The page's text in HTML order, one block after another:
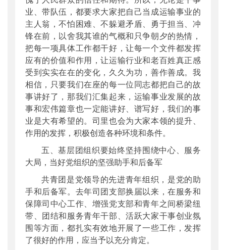
业、带队伍，都要求大家把自己当成运输事业的
主人翁，不怕困难、不躲避矛盾、勇于担当、冲
锋在前，以舍我其谁的气概和只争朝夕的热情，
把每一项具体工作都干好，让每一个文件都发挥
应有的价值和作用，让运输行业和老百姓真正感
受到实实在在的变化，久久为功，善作善成。我
相信，只要我们在座的每一位同志都把自己的故
事讲好了，那我们汇集起来，运输事业发展的故
事和宏伟篇章也一定能讲好、谱写好，我们的事
业是大有希望的。司里也会为大家本领的提升、
作用的发挥，积极创造各种环境和条件。
五、基层团组织要始终坚持围绕中心、服务
大局，当好党组织的坚强助手和后备军
共青团是党领导的先进青年组织，是党的助
手和后备军。去年司团支部换届以来，在服务和
保障司中心工作、增强党支部和青年之间桥梁纽
带、团结和服务青年干部、活跃大家干事创业氛
围等方面，都扎实有效地开展了一些工作，发挥
了很好的作用，应当予以充分肯定。